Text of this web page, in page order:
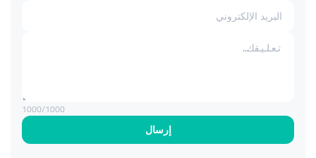
إرسال
1000/1000